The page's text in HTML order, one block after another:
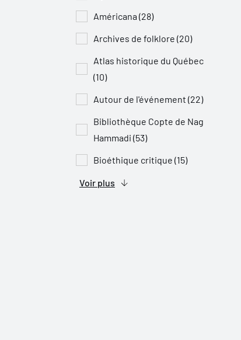
Américana (28)
Archives de folklore (20)
Atlas historique du Québec
(10)
Autour de l'événement (22)
Bibliothèque Copte de Nag
Hammadi (53)
Bioéthique critique (15)
Voir plus